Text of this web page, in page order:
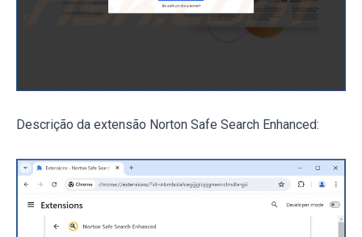
Descrição da extensão Norton Safe Search Enhanced: